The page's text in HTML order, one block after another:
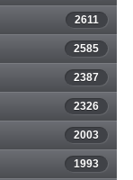
2611
2585
2387
2326
2003
1993